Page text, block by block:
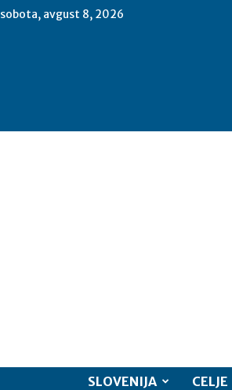
sobota, avgust 8, 2026
SLOVENIJA CELJE